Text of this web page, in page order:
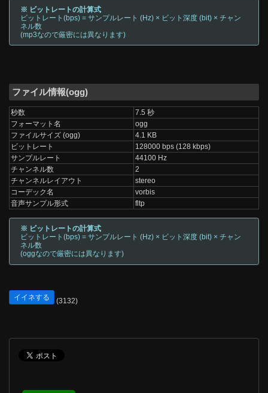
※ ビットレートの計算式
ビットレート(bps) = サンプルレート (Hz) × ビット深度 (bit) × チャン
ネル数
(mp3なので厳密には異なります)
ファイル情報(ogg)
秒数
7.5 秒
フォーマット名
ogg
ファイルサイズ (ogg)
4.1 KB
ビットレート
128000 bps (128 kbps)
サンプルレート
44100 Hz
チャンネル数
2
チャンネルレイアウト
stereo
コーデック名
vorbis
音声サンプル形式
fltp
※ ビットレートの計算式
ビットレート(bps) = サンプルレート (Hz) × ビット深度 (bit) × チャン
ネル数
(oggなので厳密には異なります)
イイネする (3132)